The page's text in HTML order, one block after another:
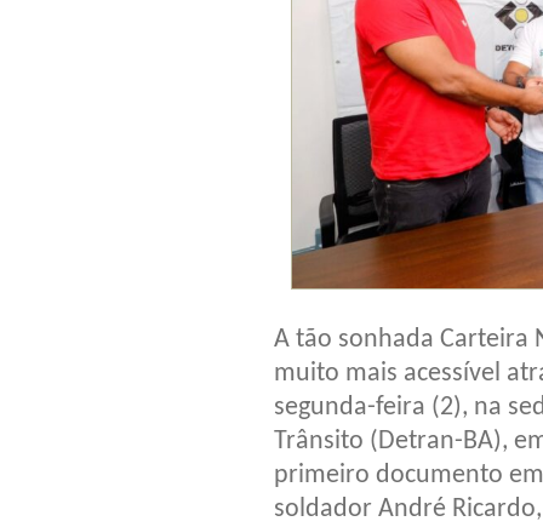
A tão sonhada Carteira
muito mais acessível
segunda-feira (2), na
Trânsito (Detran-BA),
primeiro documento
soldador André